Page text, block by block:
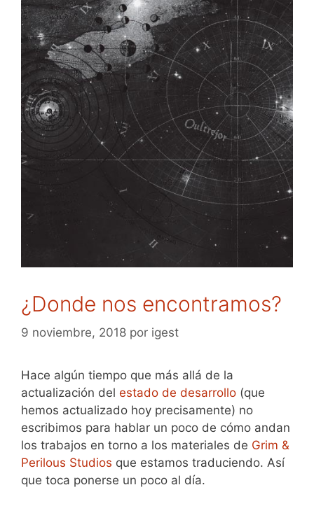
¿Donde nos encontramos?
9 noviembre, 2018 por igest
Hace algún tiempo que más allá de la
actualización del estado de desarrollo (que
hemos actualizado hoy precisamente) no
escribimos para hablar un poco de cómo andan
los trabajos en torno a los materiales de Grim &
Perilous Studios que estamos traduciendo. Así
que toca ponerse un poco al día.